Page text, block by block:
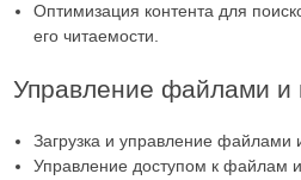
Оптимизация контента для
его читаемости.
Управление файлами и
Загрузка и управление
Управление доступом к файлам